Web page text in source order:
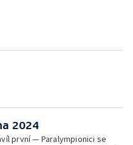
2024
první — Paralympionici se